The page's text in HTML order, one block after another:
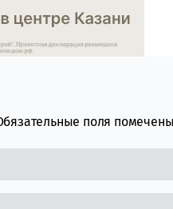
поля